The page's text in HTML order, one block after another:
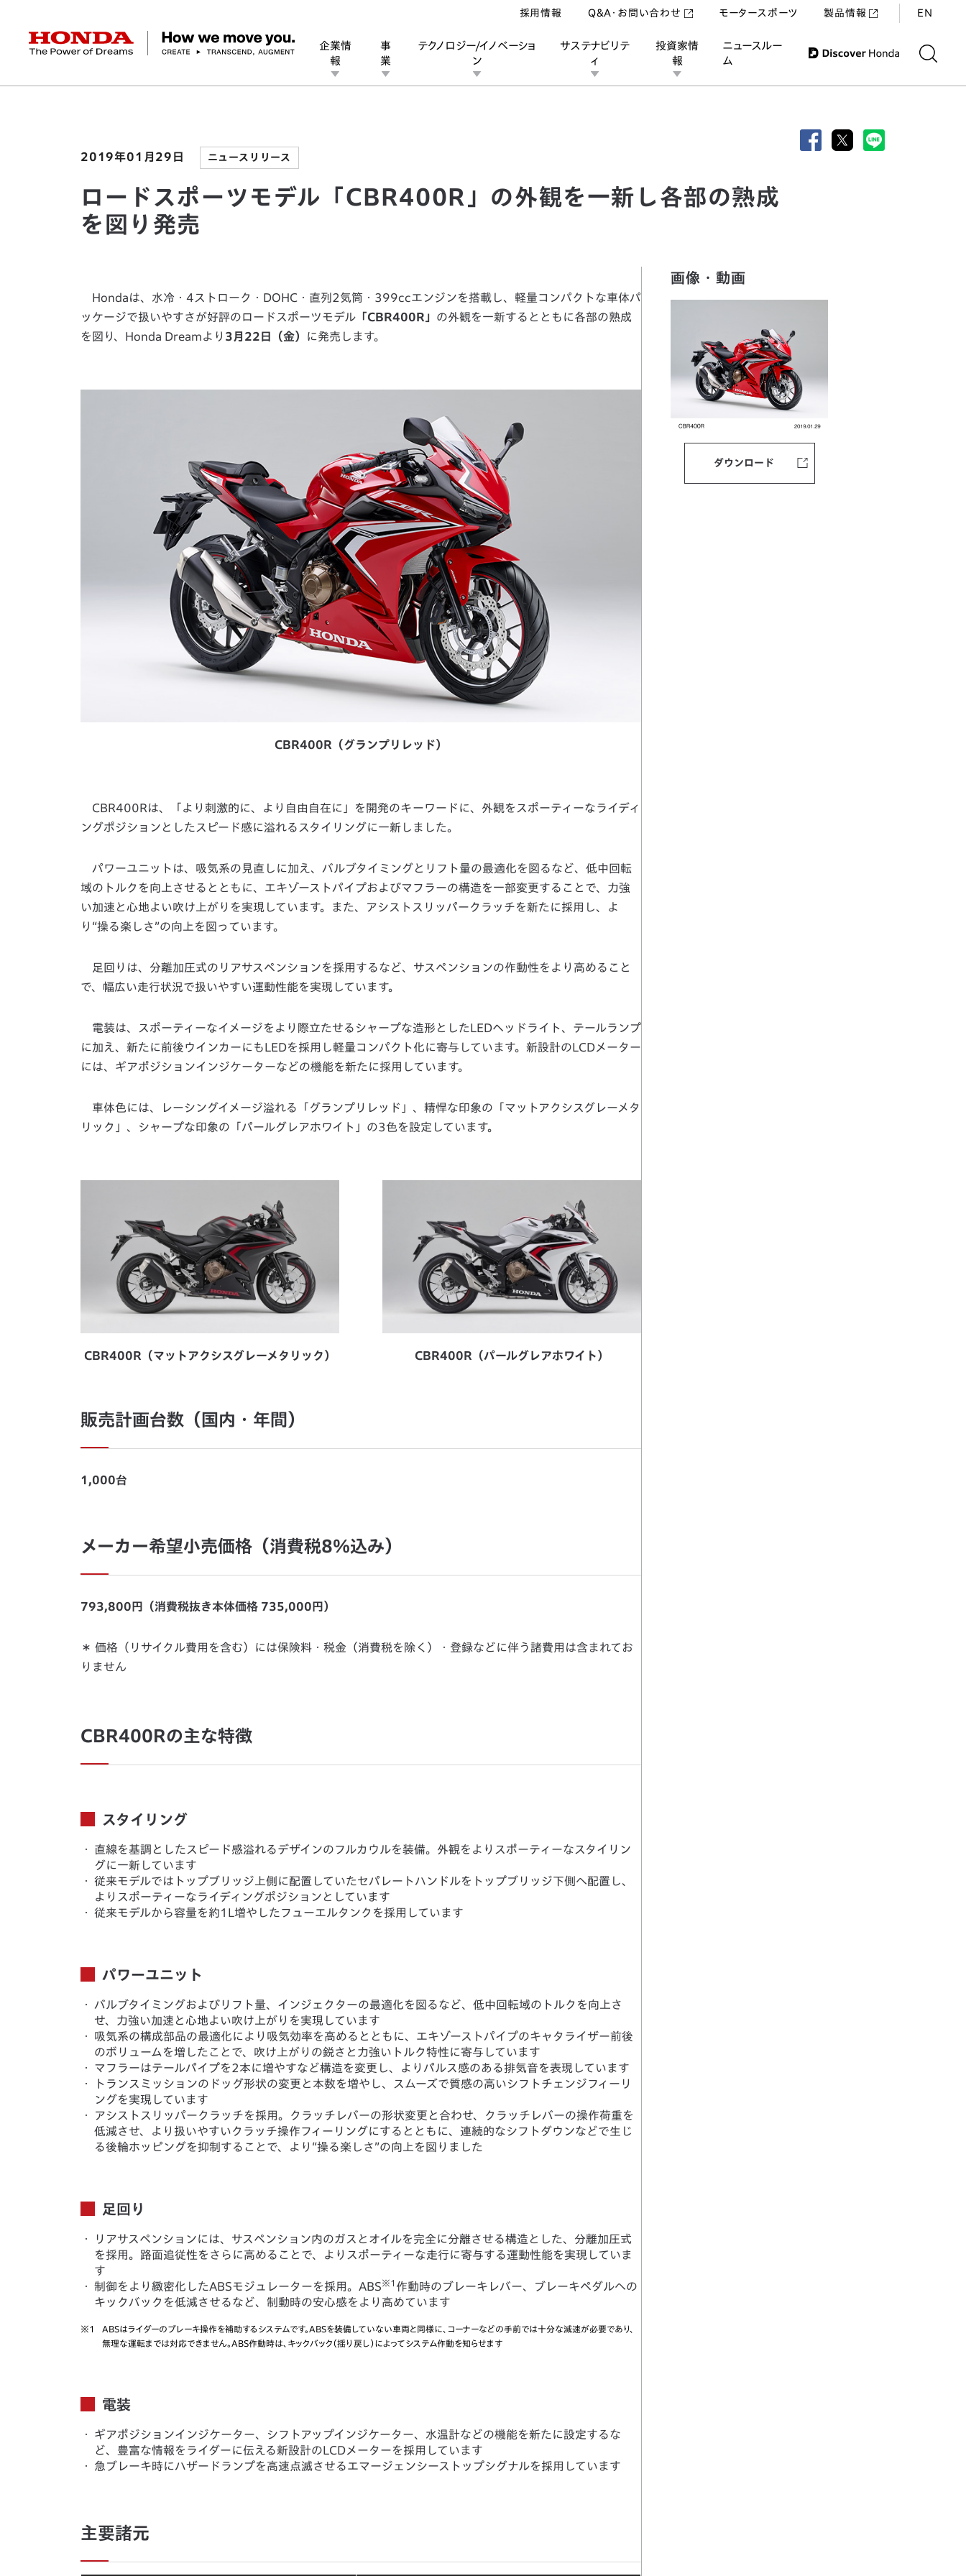
HONDA The Power of Dreams
企業情
報
社長メッセージ 経営方針 会社概要 ヒストリー
事
業
バイク パワープロダクツ マリン その他事業
テクノロジー/イノベーショ
ン
テクノロジー デザイン オープンイノベーション
サステナビリテ
ィ
ESGレポート Honda Report 環境 社会 ガバナンス
投資家情
報
IR資料室 財務・業績情報 株式・債券情報
ニュースルー
ム
ニュースルーム
Discover Honda
採用情報 Q&A・お問い合わせ モータースポーツ 製品情報 EN
ロードスポーツモデル「CBR400R」の外観を一新し各部の熟成を図り発売
2019年01月29日 ニュースリリース
ロードスポーツモデル「CBR400R」の外観を一新し各部の熟成
を図り発売
Hondaは、水冷・4ストローク・DOHC・直列2気筒・399ccエンジンを搭載し、軽量コンパクトな車体パ
ッケージで扱いやすさが好評のロードスポーツモデル 「CBR400R」 の外観を一新するとともに各部の熟成
を図り、Honda Dreamより 3月22日（金） に発売します。
CBR400R（グランプリレッド）
CBR400Rは、「より刺激的に、より自由自在に」を開発のキーワードに、外観をスポーティーなライディ
ングポジションとしたスピード感に溢れるスタイリングに一新しました。
パワーユニットは、吸気系の見直しに加え、バルブタイミングとリフト量の最適化を図るなど、低中回転
域のトルクを向上させるとともに、エキゾーストパイプおよびマフラーの構造を一部変更することで、力強
い加速と心地よい吹け上がりを実現しています。また、アシストスリッパークラッチを新たに採用し、よ
り“操る楽しさ”の向上を図っています。
足回りは、分離加圧式のリアサスペンションを採用するなど、サスペンションの作動性をより高めること
で、幅広い走行状況で扱いやすい運動性能を実現しています。
電装は、スポーティーなイメージをより際立たせるシャープな造形としたLEDヘッドライト、テールランプ
に加え、新たに前後ウインカーにもLEDを採用し軽量コンパクト化に寄与しています。新設計のLCDメーター
には、ギアポジションインジケーターなどの機能を新たに採用しています。
車体色には、レーシングイメージ溢れる「グランプリレッド」、精悍な印象の「マットアクシスグレーメタ
リック」、シャープな印象の「パールグレアホワイト」の3色を設定しています。
CBR400R（マットアクシスグレーメタリック） CBR400R（パールグレアホワイト）
販売計画台数（国内・年間）
1,000台
メーカー希望小売価格（消費税8％込み）
793,800円（消費税抜き本体価格 735,000円）
＊ 価格（リサイクル費用を含む）には保険料・税金（消費税を除く）・登録などに伴う諸費用は含まれてお
りません
CBR400Rの主な特徴
スタイリング
・
直線を基調としたスピード感溢れるデザインのフルカウルを装備。外観をよりスポーティーなスタイリン
グに一新しています
・
従来モデルではトップブリッジ上側に配置していたセパレートハンドルをトップブリッジ下側へ配置し、
よりスポーティーなライディングポジションとしています
・
従来モデルから容量を約1L増やしたフューエルタンクを採用しています
パワーユニット
・
バルブタイミングおよびリフト量、インジェクターの最適化を図るなど、低中回転域のトルクを向上さ
せ、力強い加速と心地よい吹け上がりを実現しています
・
吸気系の構成部品の最適化により吸気効率を高めるとともに、エキゾーストパイプのキャタライザー前後
のボリュームを増したことで、吹け上がりの鋭さと力強いトルク特性に寄与しています
・
マフラーはテールパイプを2本に増やすなど構造を変更し、よりパルス感のある排気音を表現しています
・
トランスミッションのドッグ形状の変更と本数を増やし、スムーズで質感の高いシフトチェンジフィーリ
ングを実現しています
・
アシストスリッパークラッチを採用。クラッチレバーの形状変更と合わせ、クラッチレバーの操作荷重を
低減させ、より扱いやすいクラッチ操作フィーリングにするとともに、連続的なシフトダウンなどで生じ
る後輪ホッピングを抑制することで、より“操る楽しさ”の向上を図りました
足回り
・
リアサスペンションには、サスペンション内のガスとオイルを完全に分離させる構造とした、分離加圧式
を採用。路面追従性をさらに高めることで、よりスポーティーな走行に寄与する運動性能を実現していま
す
・
制御をより緻密化したABSモジュレーターを採用。ABS※1 作動時のブレーキレバー、ブレーキペダルへの
キックバックを低減させるなど、制動時の安心感をより高めています
※1
ABSはライダーのブレーキ操作を補助するシステムです。ABSを装備していない車両と同様に、コーナーなどの手前では十分な減速が必要であり、
無理な運転までは対応できません。ABS作動時は、キックバック（揺り戻し）によってシステム作動を知らせます
電装
・
ギアポジションインジケーター、シフトアップインジケーター、水温計などの機能を新たに設定するな
ど、豊富な情報をライダーに伝える新設計のLCDメーターを採用しています
・
急ブレーキ時にハザードランプを高速点滅させるエマージェンシーストップシグナルを採用しています
主要諸元
画像・動画
ダウンロード